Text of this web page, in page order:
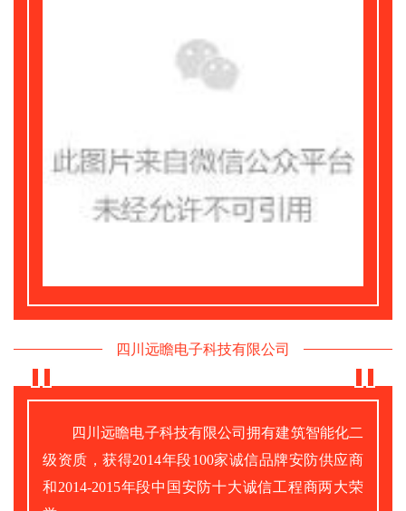
四川远瞻电子科技有限公司
四川远瞻电子科技有限公司拥有建筑智能化二
级资质，获得2014年段100家诚信品牌安防供应商
和2014-2015年段中国安防十大诚信工程商两大荣